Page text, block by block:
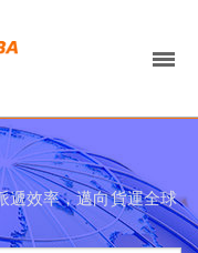
遞效率，邁向貨運全球